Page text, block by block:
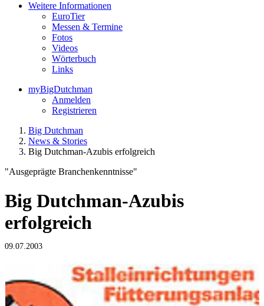
Weitere Informationen
EuroTier
Messen & Termine
Fotos
Videos
Wörterbuch
Links
myBigDutchman
Anmelden
Registrieren
Big Dutchman
News & Stories
Big Dutchman-Azubis erfolgreich
"Ausgeprägte Branchenkenntnisse"
Big Dutchman-Azubis
erfolgreich
09.07.2003